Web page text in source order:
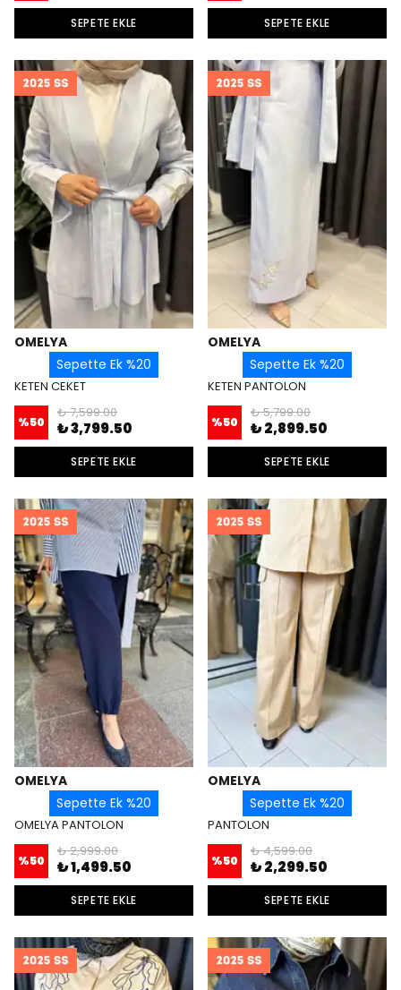
SEPETE EKLE SEPETE EKLE
OMELYA
Sepette Ek %20
KETEN CEKET
%50
₺ 7,599.00
₺ 3,799.50
SEPETE EKLE
OMELYA
Sepette Ek %20
KETEN PANTOLON
%50
₺ 5,799.00
₺ 2,899.50
SEPETE EKLE
OMELYA
Sepette Ek %20
OMELYA PANTOLON
%50
₺ 2,999.00
₺ 1,499.50
SEPETE EKLE
OMELYA
Sepette Ek %20
PANTOLON
%50
₺ 4,599.00
₺ 2,299.50
SEPETE EKLE